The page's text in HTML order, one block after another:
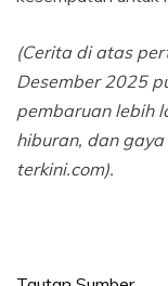
(Cerita di atas
Desember 2025
pembaruan lebih
hiburan, dan
terkini.com).